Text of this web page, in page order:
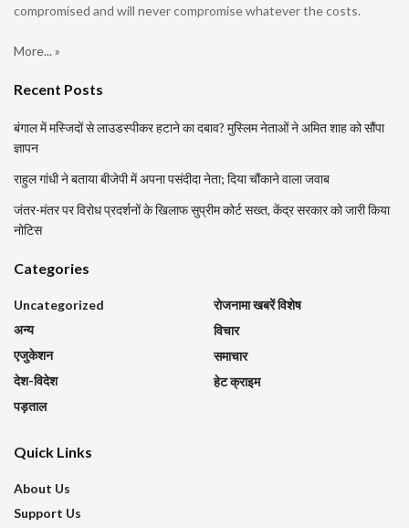
compromised and will never compromise whatever the costs.
More... »
Recent Posts
बंगाल में मस्जिदों से लाउडस्पीकर हटाने का दबाव? मुस्लिम नेताओं ने अमित शाह को सौंपा
ज्ञापन
राहुल गांधी ने बताया बीजेपी में अपना पसंदीदा नेता; दिया चौंकाने वाला जवाब
जंतर-मंतर पर विरोध प्रदर्शनों के खिलाफ सुप्रीम कोर्ट सख्त, केंद्र सरकार को जारी किया
नोटिस
Categories
Uncategorized
अन्य
एजुकेशन
देश-विदेश
पड़ताल
रोजनामा खबरें विशेष
विचार
समाचार
हेट क्राइम
Quick Links
About Us
Support Us